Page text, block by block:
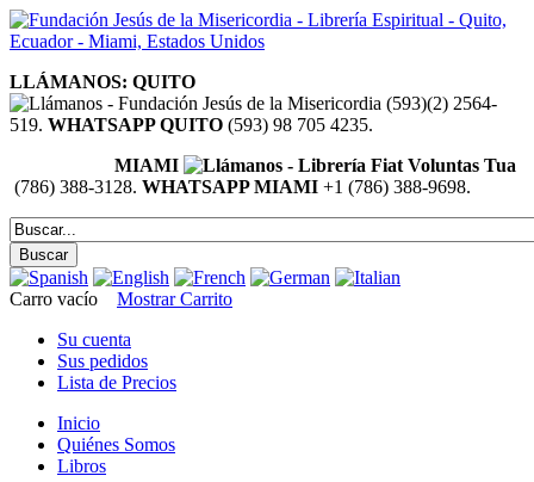
LLÁMANOS: QUITO
(593)(2) 2564-
519. WHATSAPP QUITO (593) 98 705 4235.
MIAMI
(786) 388-3128. WHATSAPP MIAMI +1 (786) 388-9698.
Carro vacío
Mostrar Carrito
Su cuenta
Sus pedidos
Lista de Precios
Inicio
Quiénes Somos
Libros